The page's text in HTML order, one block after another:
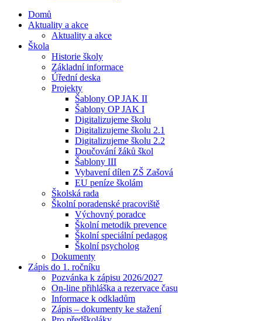
Domů
Aktuality a akce
Aktuality a akce
Škola
Historie školy
Základní informace
Úřední deska
Projekty
Šablony OP JAK II
Šablony OP JAK I
Digitalizujeme školu
Digitalizujeme školu 2.1
Digitalizujeme školu 2.2
Doučování žáků škol
Šablony III
Vybavení dílen ZŠ Zašová
EU peníze školám
Školská rada
Školní poradenské pracoviště
Výchovný poradce
Školní metodik prevence
Školní speciální pedagog
Školní psycholog
Dokumenty
Zápis do 1. ročníku
Pozvánka k zápisu 2026/2027
On-line přihláška a rezervace času
Informace k odkladům
Zápis – dokumenty ke stažení